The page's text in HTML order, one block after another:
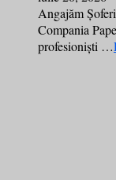
Angajăm
Compania
profesioniști …